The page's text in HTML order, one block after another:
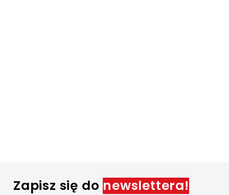
Zapisz się do newslettera!